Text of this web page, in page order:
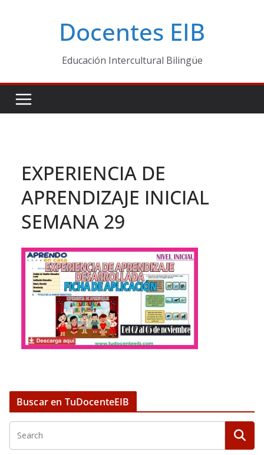
Docentes EIB
Educación Intercultural Bilingüe
EXPERIENCIA DE
APRENDIZAJE INICIAL
SEMANA 29
Buscar en TuDocenteEIB